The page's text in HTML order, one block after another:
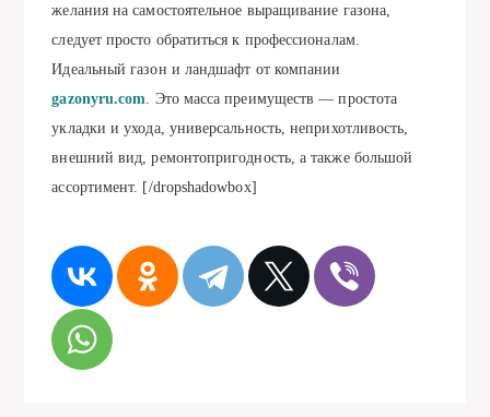
желания на самостоятельное выращивание газона,
следует просто обратиться к профессионалам.
Идеальный газон и ландшафт от компании
gazonyru.com . Это масса преимуществ — простота
укладки и ухода, универсальность, неприхотливость,
внешний вид, ремонтопригодность, а также большой
ассортимент. [/dropshadowbox]